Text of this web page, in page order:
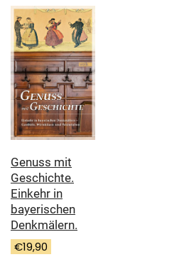
Genuss mit
Geschichte.
Einkehr in
bayerischen
Denkmälern.
€19,90